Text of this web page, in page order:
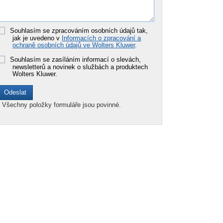
Souhlasím se zpracováním osobních údajů tak,
jak je uvedeno v Informacích o zpracování a
ochraně osobních údajů ve Wolters Kluwer.
Souhlasím se zasíláním informací o slevách,
newsletterů a novinek o službách a produktech
Wolters Kluwer.
Všechny položky formuláře jsou povinné.